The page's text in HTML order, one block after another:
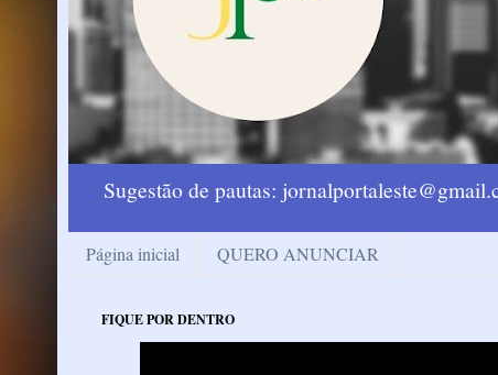
Sugestão de pautas:
Página inicial QUERO ANUNCIAR
FIQUE POR DENTRO